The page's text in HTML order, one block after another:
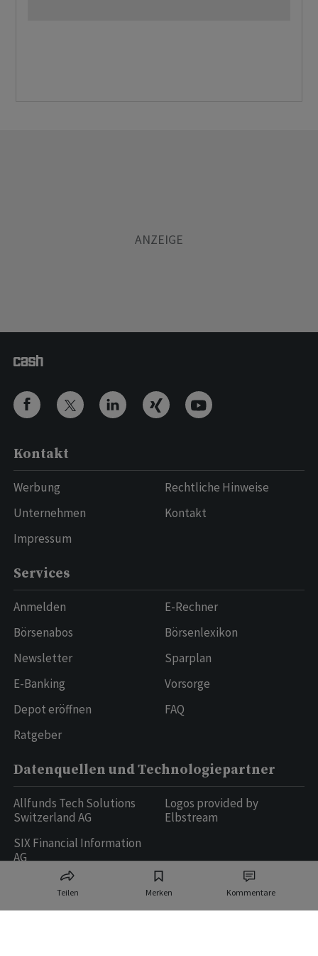
Teilen Merken Kommentare
Kontakt
Werbung
Unternehmen
Impressum
Rechtliche Hinweise
Kontakt
Services
Anmelden
Börsenabos
Newsletter
E-Banking
Depot eröffnen
Ratgeber
E-Rechner
Börsenlexikon
Sparplan
Vorsorge
FAQ
Datenquellen und Technologiepartner
Allfunds Tech Solutions
Switzerland AG
SIX Financial Information
AG
Logos provided by
Elbstream
Ringier AG | Ringier Medien Schweiz